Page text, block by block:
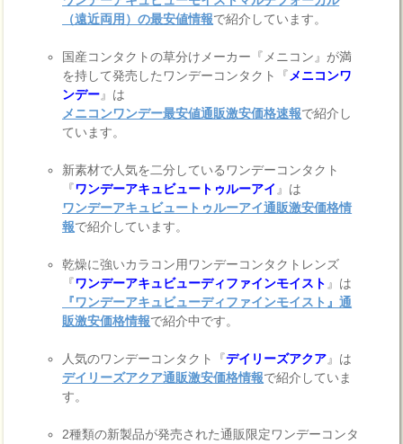
（遠近両用）の最安値情報で紹介しています。
国産コンタクトの草分けメーカー『メニコン』が満
を持して発売したワンデーコンタクト『 メニコンワ
ンデー』は
メニコンワンデー最安値通販激安価格速報で紹介し
ています。
新素材で人気を二分しているワンデーコンタクト
『ワンデーアキュビュートゥルーアイ 』は
ワンデーアキュビュートゥルーアイ通販激安価格情
報で紹介しています。
乾燥に強いカラコン用ワンデーコンタクトレンズ
『ワンデーアキュビューディファインモイスト 』は
『ワンデーアキュビューディファインモイスト』通
販激安価格情報で紹介中です。
人気のワンデーコンタクト『デイリーズアクア』は
デイリーズアクア通販激安価格情報で紹介していま
す。
2種類の新製品が発売された通販限定ワンデーコンタ